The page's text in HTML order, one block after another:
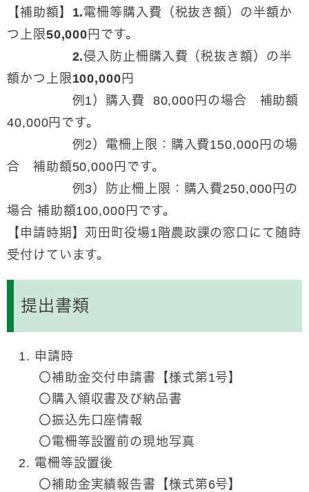
【補助額】1.電柵等購入費（税抜き額）の半額か
つ上限50,000円です。
2.侵入防止柵購入費（税抜き額）の半
額かつ上限100,000円
例1）購入費 80,000円の場合 補助額
40,000円です。
例2）電柵上限：購入費150,000円の場
合 補助額50,000円です。
例3）防止柵上限：購入費250,000円の
場合 補助額100,000円です。​
【申請時期】 苅田町役場1階農政課の窓口にて随時
受付けています。
提出書類
申請時
〇補助金交付申請書【様式第1号】
〇購入領収書及び納品書
〇振込先口座情報
〇電柵等設置前の現地写真
電柵等設置後
〇補助金実績報告書【様式第6号】